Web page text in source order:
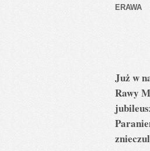
ERAWA
Już w
Rawy